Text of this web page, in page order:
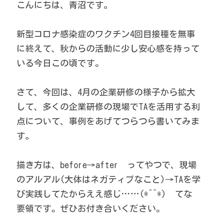
こんにちは、青沼です。
新型コロナ感染症のワクチン4回目接種を無事
に終えて、秋からの活動に少し安心感を持って
いる今日この頃です。
さて、今回は、4月の企業研修の様子から拡大
して、多くの企業研修の現場でTAを活用する利
点について、事例をあげてつらつら書いてみま
す。
描き方は、before→after　ってやつで、現場
のアルアル(大体はネガティブなこと)→TAを学
び実践してたからええ感じ……(*^^*)　てな
要領です。ぜひお付き合いください。